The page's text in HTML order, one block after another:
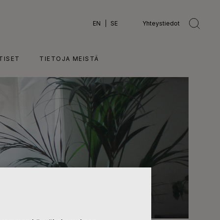
EN SE Yhteystiedot
TIETOJA MEISTÄ